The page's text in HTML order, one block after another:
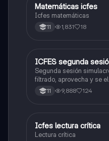
ICFES: Matemáticas
Matemáticas icfes
Icfes matemáticas
11 1,831 18
ICFES: Lectura Crítica
ICFES segunda
Segunda sesión
filtrado, aprovecha y se
poder ingresar a
carrera con la que tanto
11 9,888 124
Lengua Castellana
Icfes lectura crítica
Lectura crítica